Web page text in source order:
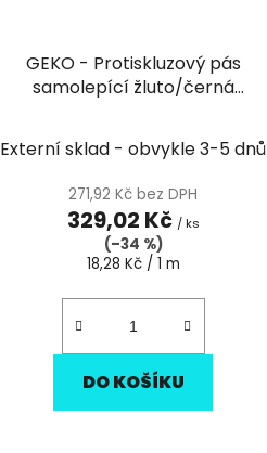
GEKO - Protiskluzový pás
samolepící žluto/černá
Externí sklad - obvykle 3-5 dnů
271,92 Kč bez DPH
329,02 Kč / ks
(–34 %)
Měrná
18,28 Kč / 1 m
DO KOŠÍKU